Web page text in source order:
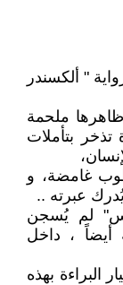
" ألكسندر
ظاهرها ملحمة
تذخر بتأملات
غامضة، و
عبرته ..
لم يُسجن
، داخل
البراءة بهذه